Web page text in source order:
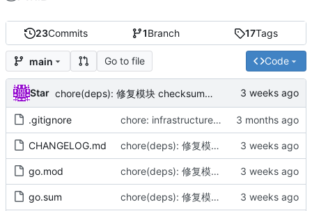
23Commits 1Branch 17Tags
main Go to file Code
Star chore(deps): 修复模块 checksum（by AI）
.gitignore chore: infrastructure alignment and doc sync (by AICoder)
CHANGELOG.md chore(deps): 修复模块 checksum（by AI）
go.mod chore(deps): 修复模块 checksum（by AI）
go.sum chore(deps): 修复模块 checksum（by AI）